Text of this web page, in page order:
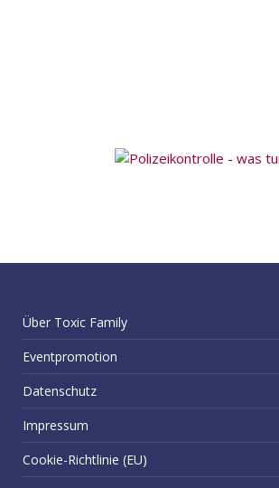
Über Toxic Family
Eventpromotion
Datenschutz
Impressum
Cookie-Richtlinie (EU)